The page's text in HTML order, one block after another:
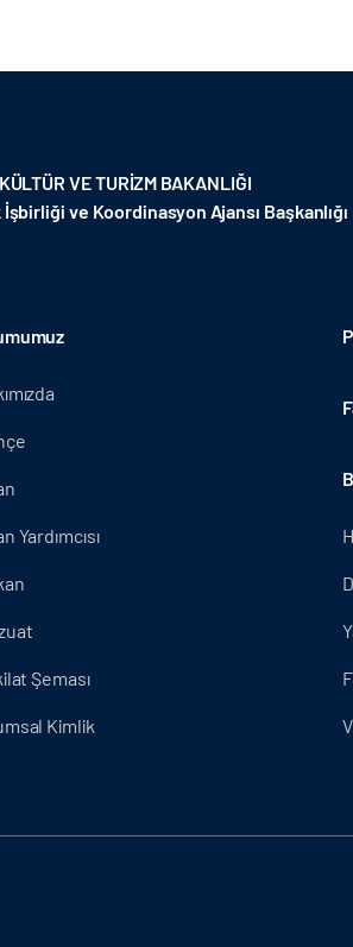
VE TURİZM BAKANLIĞI
ve Koordinasyon Ajansı Başkanlığı
Yardımcısı
Şeması
Kimlik